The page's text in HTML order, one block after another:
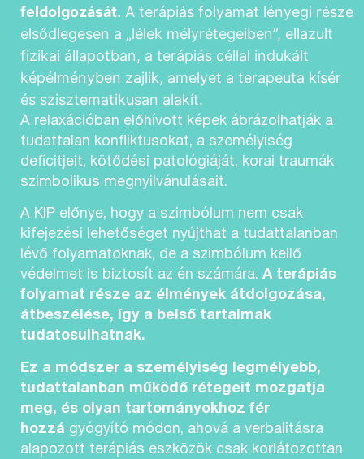
feldolgozását. A terápiás folyamat lényegi része
elsődlegesen a „lélek mélyrétegeiben”, ellazult
fizikai állapotban, a terápiás céllal indukált
képélményben zajlik, amelyet a terapeuta kísér
és szisztematikusan alakít.
A relaxációban előhívott képek ábrázolhatják a
tudattalan konfliktusokat, a személyiség
deficitjeit, kötődési patológiáját, korai traumák
szimbolikus megnyilvánulásait.
A KIP előnye, hogy a szimbólum nem csak
kifejezési lehetőséget nyújthat a tudattalanban
lévő folyamatoknak, de a szimbólum kellő
védelmet is biztosít az én számára. A terápiás
folyamat része az élmények átdolgozása,
átbeszélése, így a belső tartalmak
tudatosulhatnak.
Ez a módszer a személyiség legmélyebb,
tudattalanban működő rétegeit mozgatja
meg, és olyan tartományokhoz fér
hozzá gyógyító módon, ahová a verbalitásra
alapozott terápiás eszközök csak korlátozottan